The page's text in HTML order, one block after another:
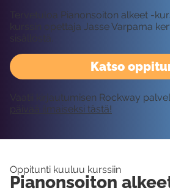
Katso
Tervetuloa Pianonsoiton alkeet -
kurssin opettaja Jasse Varpama
sisällöstä.
Vaatii kirjautumisen Rockway
päivää ilmaiseksi tästä!
Oppitunti kuuluu kurssiin
Pianonsoiton